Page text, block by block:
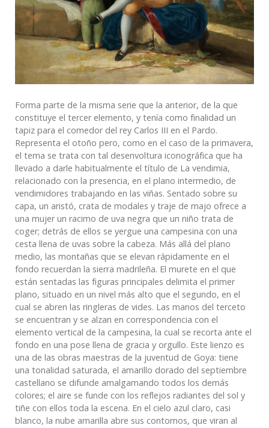
Forma parte de la misma serie que la anterior, de la que
constituye el tercer elemento, y tenía como finalidad un
tapiz para el comedor del rey Carlos III en el Pardo.
Representa el otoño pero, como en el caso de la primavera,
el tema se trata con tal desenvoltura iconográfica que ha
llevado a darle habitualmente el título de La vendimia,
relacionado con la presencia, en el plano intermedio, de
vendimidores trabajando en las viñas. Sentado sobre su
capa, un aristó, crata de modales y traje de majo ofrece a
una mujer un racimo de uva negra que un niño trata de
coger; detrás de ellos se yergue una campesina con una
cesta llena de uvas sobre la cabeza. Más allá del plano
medio, las montañas que se elevan rápidamente en el
fondo recuerdan la sierra madrileña. El murete en el que
están sentadas las figuras principales delimita el primer
plano, situado en un nivel más alto que el segundo, en el
cual se abren las ringleras de vides. Las manos del terceto
se encuentran y se alzan en correspondencia con el
elemento vertical de la campesina, la cual se recorta ante el
fondo en una pose llena de gracia y orgullo. Este lienzo es
una de las obras maestras de la juventud de Goya: tiene
una tonalidad saturada, el amarillo dorado del septiembre
castellano se difunde amalgamando todos los demás
colores; el aire se funde con los reflejos radiantes del sol y
tiñe con ellos toda la escena. En el cielo azul claro, casi
blanco, la nube amarilla abre sus contornos, que viran al